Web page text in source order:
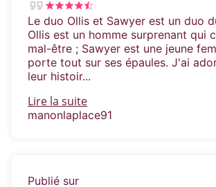
Le duo Ollis et Sawyer est un duo
Ollis est un homme surprenant qui
mal-être ; Sawyer est une jeune
porte tout sur ses épaules. J'ai
leur histoir...
Lire la suite
manonlaplace91
Publié sur